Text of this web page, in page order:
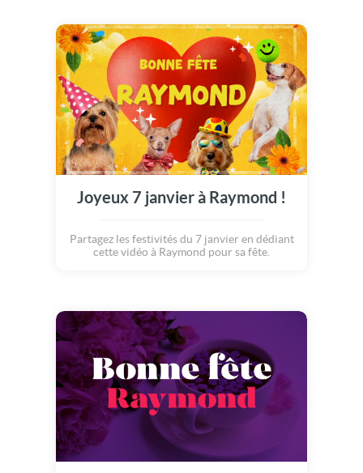
Joyeux 7 janvier à Raymond !
Partagez les festivités du 7 janvier en dédiant
cette vidéo à Raymond pour sa fête.